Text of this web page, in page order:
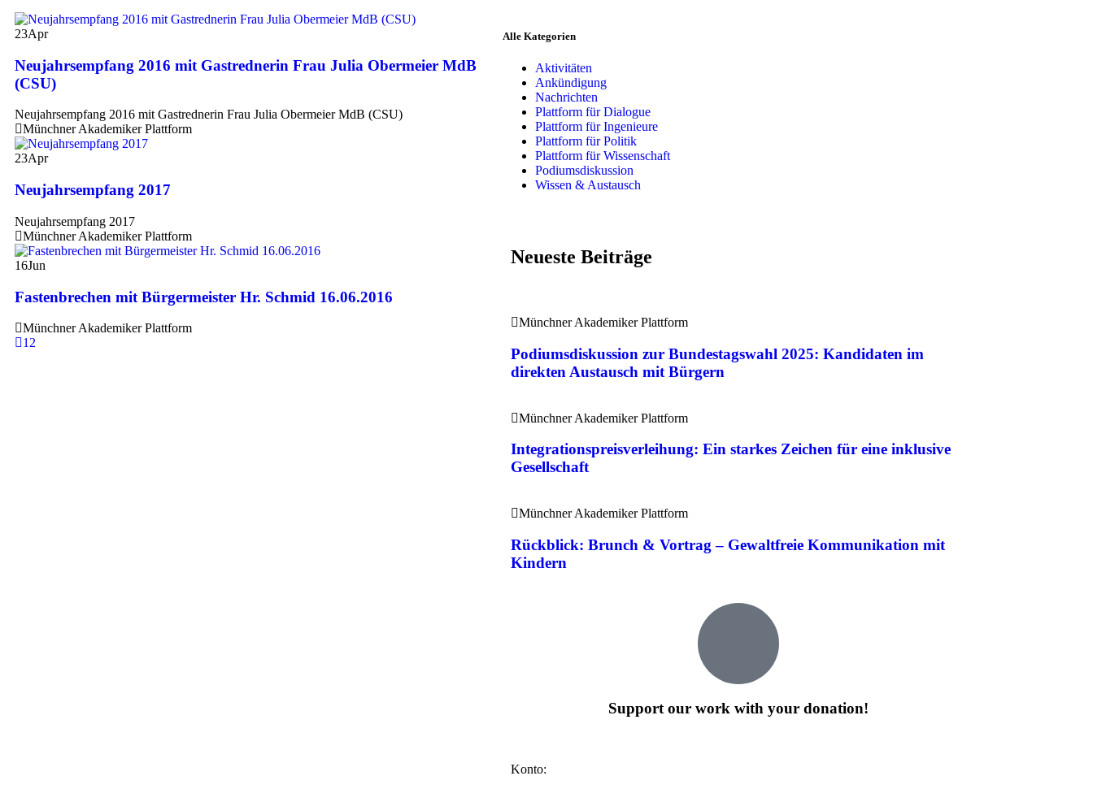
23Apr
Neujahrsempfang 2016 mit Gastrednerin Frau Julia Obermeier MdB
(CSU)
Neujahrsempfang 2016 mit Gastrednerin Frau Julia Obermeier MdB (CSU)
Münchner Akademiker Plattform
23Apr
Neujahrsempfang 2017
Neujahrsempfang 2017
Münchner Akademiker Plattform
16Jun
Fastenbrechen mit Bürgermeister Hr. Schmid 16.06.2016
Münchner Akademiker Plattform
1 2
Alle Kategorien
Aktivitäten
Ankündigung
Nachrichten
Plattform für Dialogue
Plattform für Ingenieure
Plattform für Politik
Plattform für Wissenschaft
Podiumsdiskussion
Wissen & Austausch
Neueste Beiträge
Münchner Akademiker Plattform
Podiumsdiskussion zur Bundestagswahl 2025: Kandidaten im
direkten Austausch mit Bürgern
Münchner Akademiker Plattform
Integrationspreisverleihung: Ein starkes Zeichen für eine inklusive
Gesellschaft
Münchner Akademiker Plattform
Rückblick: Brunch & Vortrag – Gewaltfreie Kommunikation mit
Kindern
Support our work with your donation!
Konto: